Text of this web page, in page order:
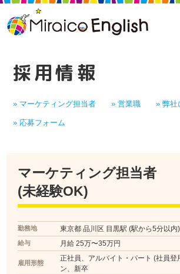
採用情報
» マーケティング担当者 » 営業職 » 弊社
» 応募フォーム
マーケティング担当者
(未経験OK)
勤務地 東京都 品川区 目黒駅 (駅から5分以内)
給与 月給 25万〜35万円
雇用形態
正社員、アルバイト・パート (社員登
ン、新卒